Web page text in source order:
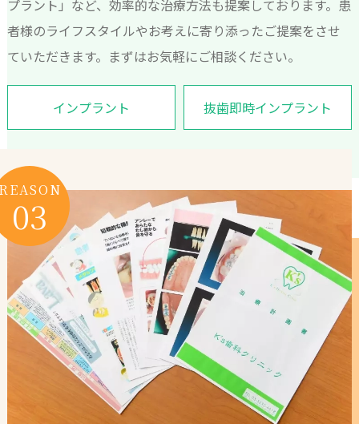
プラント」など、効率的な治療方法も提案しております。患
者様のライフスタイルやお考えに寄り添ったご提案をさせ
ていただきます。まずはお気軽にご相談ください。
インプラント 抜歯即時インプラント
03